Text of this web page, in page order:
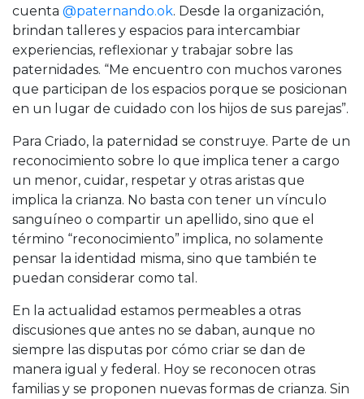
cuenta @paternando.ok. Desde la organización,
brindan talleres y espacios para intercambiar
experiencias, reflexionar y trabajar sobre las
paternidades. “Me encuentro con muchos varones
que participan de los espacios porque se posicionan
en un lugar de cuidado con los hijos de sus parejas”.
Para Criado, la paternidad se construye. Parte de un
reconocimiento sobre lo que implica tener a cargo
un menor, cuidar, respetar y otras aristas que
implica la crianza. No basta con tener un vínculo
sanguíneo o compartir un apellido, sino que el
término “reconocimiento” implica, no solamente
pensar la identidad misma, sino que también te
puedan considerar como tal.
En la actualidad estamos permeables a otras
discusiones que antes no se daban, aunque no
siempre las disputas por cómo criar se dan de
manera igual y federal. Hoy se reconocen otras
familias y se proponen nuevas formas de crianza. Sin